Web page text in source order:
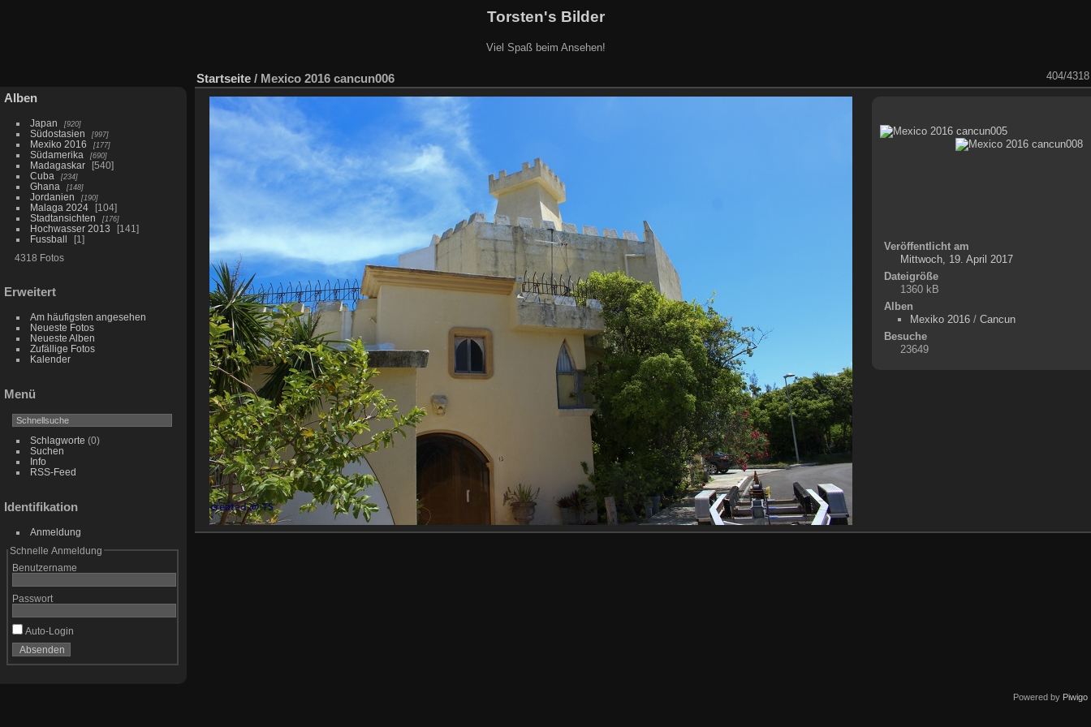
Torsten's Bilder
Viel Spaß beim Ansehen!
Alben
Japan 920
Südostasien 997
Mexiko 2016 177
Südamerika 690
Madagaskar
540
Cuba
234
Ghana 148
Jordanien 190
Malaga 2024
104
Stadtansichten
176
Hochwasser 2013
141
Fussball
1
4318 Fotos
Erweitert
Am häufigsten angesehen
Neueste Fotos
Neueste Alben
Zufällige Fotos
Kalender
Menü
Schlagworte (0)
Suchen
Info
RSS-Feed
Identifikation
Anmeldung
Schnelle Anmeldung
Benutzername
Passwort
Auto-Login
Startseite / Mexico 2016 cancun006 404/4318
Veröffentlicht am
Mittwoch, 19. April 2017
Dateigröße
1360 kB
Alben
Mexiko 2016 /Cancun
Besuche
23649
Powered by Piwigo